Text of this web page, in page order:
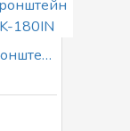
I-oбразный кронштейн Yli Electronic MBK-180IN